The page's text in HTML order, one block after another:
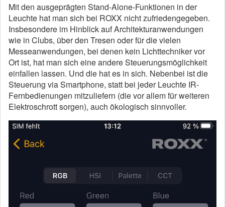
Mit den ausgeprägten Stand-Alone-Funktionen in der
Leuchte hat man sich bei ROXX nicht zufriedengegeben.
Insbesondere im Hinblick auf Architekturanwendungen
wie in Clubs, über den Tresen oder für die vielen
Messeanwendungen, bei denen kein Lichttechniker vor
Ort ist, hat man sich eine andere Steuerungsmöglichkeit
einfallen lassen. Und die hat es in sich. Nebenbei ist die
Steuerung via Smartphone, statt bei jeder Leuchte IR-
Fernbedienungen mitzuliefern (die vor allem für weiteren
Elektroschrott sorgen), auch ökologisch sinnvoller.